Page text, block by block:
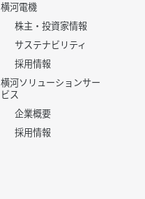
横河電機
株主・投資家情報
サステナビリティ
採用情報
横河ソリューションサー
ビス
企業概要
採用情報